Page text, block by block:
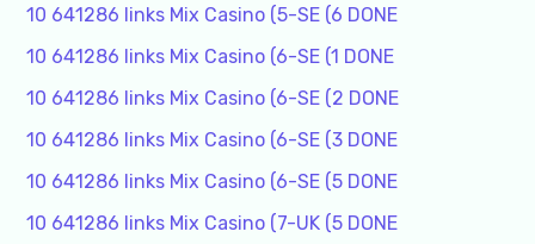
10 641286 links Mix Casino (5-SE (6 DONE
10 641286 links Mix Casino (6-SE (1 DONE
10 641286 links Mix Casino (6-SE (2 DONE
10 641286 links Mix Casino (6-SE (3 DONE
10 641286 links Mix Casino (6-SE (5 DONE
10 641286 links Mix Casino (7-UK (5 DONE